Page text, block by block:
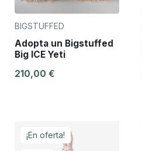
BIGSTUFFED
Adopta un Bigstuffed
Big ICE Yeti
210,00 €
¡En oferta!